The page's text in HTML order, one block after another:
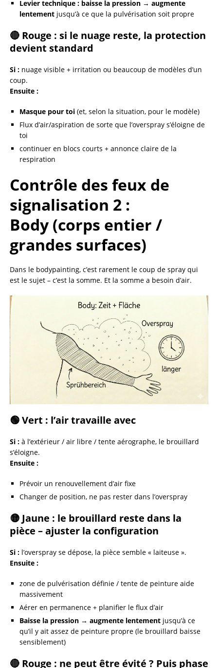
Levier technique : baisse la pression → augmente
lentement jusqu’à ce que la pulvérisation soit propre
🔴 Rouge : si le nuage reste, la protection
devient standard
Si : nuage visible + irritation ou beaucoup de modèles d’un
coup.
Ensuite :
Masque pour toi (et, selon la situation, pour le modèle)
Flux d’air/aspiration de sorte que l’overspray s’éloigne de
toi
continuer en blocs courts + annonce claire de la
respiration
Contrôle des feux de
signalisation 2 :
Body (corps entier /
grandes surfaces)
Dans le bodypainting, c’est rarement le coup de spray qui
est le sujet – c’est la somme. Et la somme a besoin d’air.
🟢 Vert : l’air travaille avec
Si : à l’extérieur / air libre / tente aérographe, le brouillard
s’éloigne.
Ensuite :
Prévoir un renouvellement d’air fixe
Changer de position, ne pas rester dans l’overspray
🟡 Jaune : le brouillard reste dans la
pièce – ajuster la configuration
Si : l’overspray se dépose, la pièce semble « laiteuse ».
Ensuite :
zone de pulvérisation définie / tente de peinture aide
massivement
Aérer en permanence + planifier le flux d’air
Baisse la pression → augmente lentement jusqu’à ce
qu’il y ait assez de peinture propre (le brouillard baisse
sensiblement)
🔴 Rouge : ne peut être évité ? Puis phase